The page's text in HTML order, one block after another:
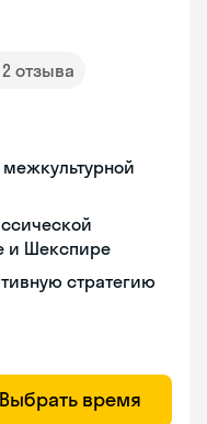
2 отзыва
межкультурной
и Шекспире
стратегию
Выбрать время